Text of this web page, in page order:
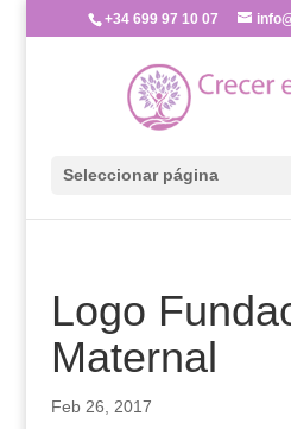
+34 699 97 10 07
Seleccionar página
Logo
Maternal
Feb 26, 2017